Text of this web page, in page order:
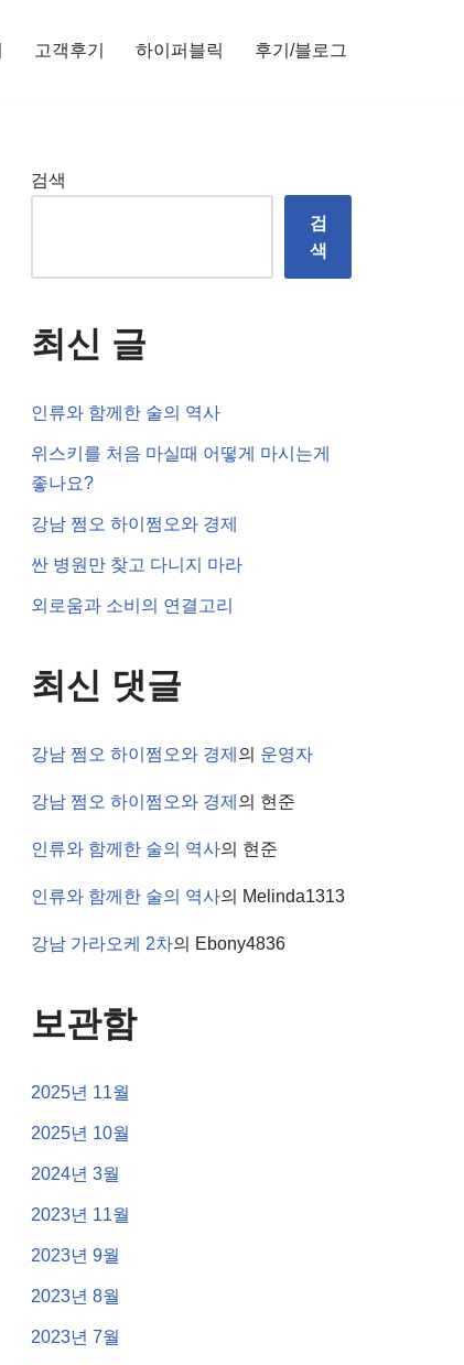
고객후기 하이퍼블릭 후기/블로그
검색
검
색
최신 글
인류와 함께한 술의 역사
위스키를 처음 마실때 어떻게 마시는게
좋나요?
강남 쩜오 하이쩜오와 경제
싼 병원만 찾고 다니지 마라
외로움과 소비의 연결고리
최신 댓글
강남 쩜오 하이쩜오와 경제 의 운영자
강남 쩜오 하이쩜오와 경제 의 현준
인류와 함께한 술의 역사의 현준
인류와 함께한 술의 역사의 Melinda1313
강남 가라오케 2차의 Ebony4836
보관함
2025년 11월
2025년 10월
2024년 3월
2023년 11월
2023년 9월
2023년 8월
2023년 7월